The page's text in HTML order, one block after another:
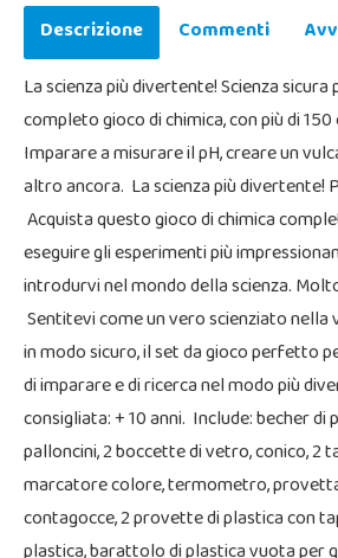
Descrizione Commenti
La scienza più divertente! Scienza
completo gioco di chimica, con più di
Imparare a misurare il pH, creare un
altro ancora. La scienza più divertente!
Acquista questo gioco di chimica
eseguire gli esperimenti più
introdurvi nel mondo della scienza.
Sentitevi come un vero scienziato
in modo sicuro, il set da gioco perfetto
di imparare e di ricerca nel modo più
consigliata: + 10 anni. Include: becher di
palloncini, 2 boccette di vetro, conico, 2
marcatore colore, termometro,
contagocce, 2 provette di plastica con